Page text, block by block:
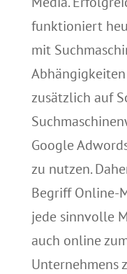
funktioniert
mit
zusätzlich auf
Google
zu nutzen.
Begriff Online-
jede sinnvolle
auch online
Unternehmens